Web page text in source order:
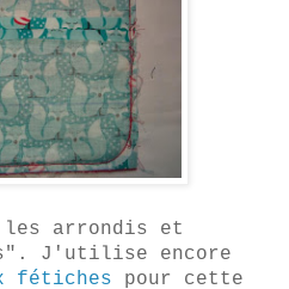
les arrondis et
J'utilise encore
fétiches pour cette